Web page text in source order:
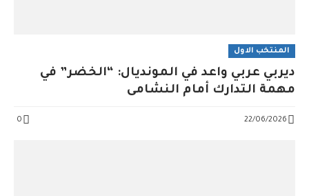
المنتخب الاول
ديربي عربي واعد في المونديال: “الخضر” في
مهمة التدارك أمام النشامى
22/06/2026
0